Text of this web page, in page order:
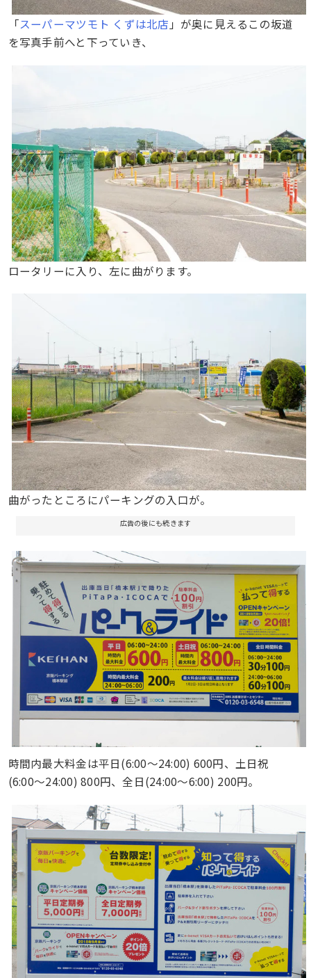
「スーパーマツモト くずは北店 」が奥に見えるこの坂道
を写真手前へと下っていき、
ロータリーに入り、左に曲がります。
曲がったところにパーキングの入口が。
広告の後にも続きます
時間内最大料金は平日(6:00〜24:00) 600円、土日祝
(6:00〜24:00) 800円、全日(24:00〜6:00) 200円。